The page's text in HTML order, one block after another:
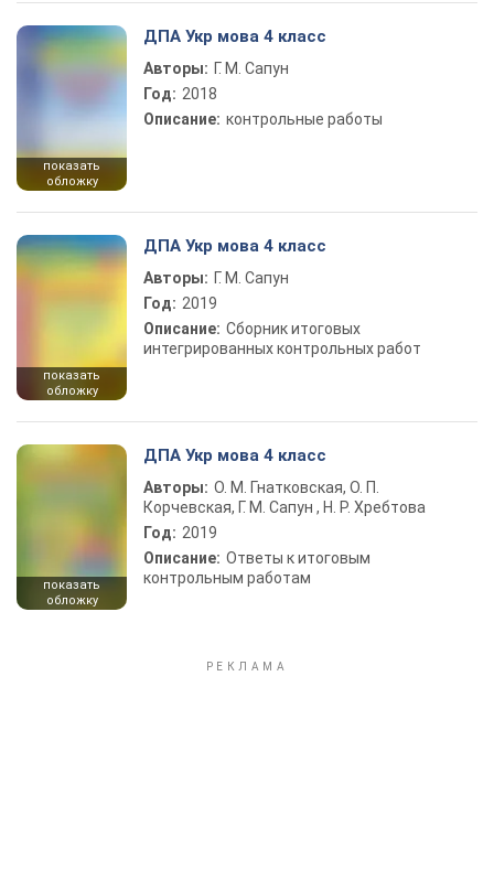
показать
обложку
ДПА Укр мова 4 класс
Авторы: Г. М. Сапун
Год: 2018
Описание: контрольные работы
показать
обложку
ДПА Укр мова 4 класс
Авторы: Г. М. Сапун
Год: 2019
Описание: Сборник итоговых
интегрированных контрольных работ
показать
обложку
ДПА Укр мова 4 класс
Авторы: О. М. Гнатковская, О. П.
Корчевская, Г. М. Сапун , Н. Р. Хребтова
Год: 2019
Описание: Ответы к итоговым
контрольным работам